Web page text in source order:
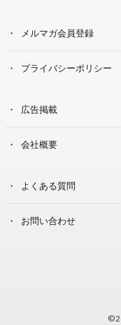
メルマガ会員登録
プライバシーポリシー
広告掲載
会社概要
よくある質問
お問い合わせ